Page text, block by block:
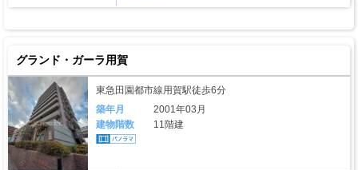
グランド・ガーラ用賀
東急田園都市線用賀駅徒歩6分
築年月
2001年03月
建物階数
11階建